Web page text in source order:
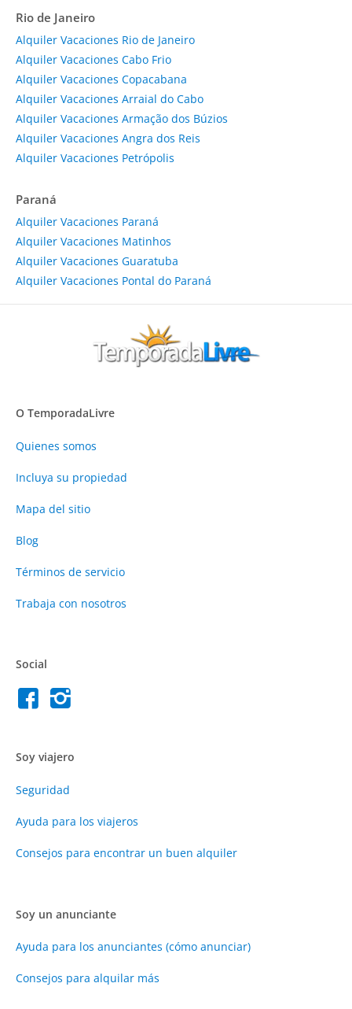
Rio de Janeiro
Alquiler Vacaciones Rio de Janeiro
Alquiler Vacaciones Cabo Frio
Alquiler Vacaciones Copacabana
Alquiler Vacaciones Arraial do Cabo
Alquiler Vacaciones Armação dos Búzios
Alquiler Vacaciones Angra dos Reis
Alquiler Vacaciones Petrópolis
Paraná
Alquiler Vacaciones Paraná
Alquiler Vacaciones Matinhos
Alquiler Vacaciones Guaratuba
Alquiler Vacaciones Pontal do Paraná
O TemporadaLivre
Quienes somos
Incluya su propiedad
Mapa del sitio
Blog
Términos de servicio
Trabaja con nosotros
Social
Soy viajero
Seguridad
Ayuda para los viajeros
Consejos para encontrar un buen alquiler
Soy un anunciante
Ayuda para los anunciantes (cómo anunciar)
Consejos para alquilar más